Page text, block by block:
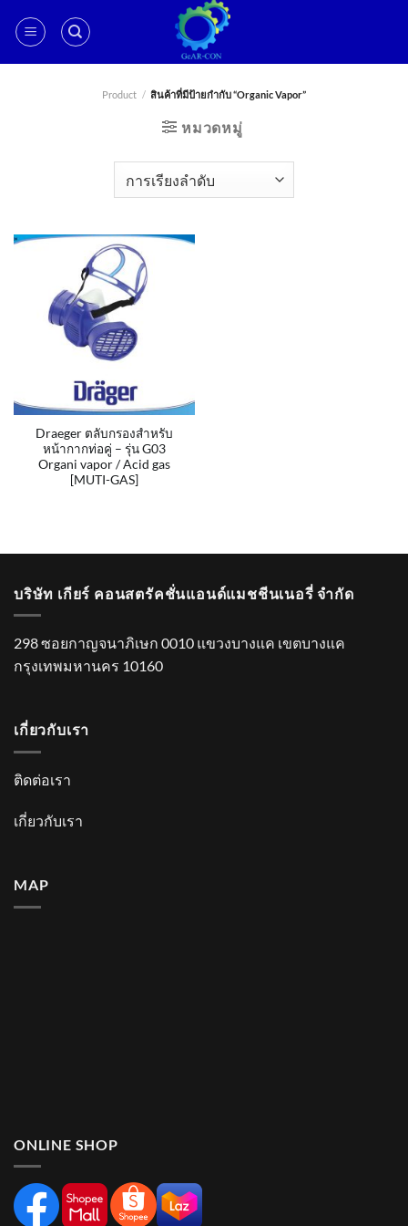
Product / สินค้าที่มีป้ายกำกับ “Organic Vapor”
หมวดหมู่
Draeger ตลับกรองสำหรับ
หน้ากากท่อคู่ – รุ่น G03
Organi vapor / Acid gas
[MUTI-GAS]
บริษัท เกียร์ คอนสตรัคชั่นแอนด์แมชชีนเนอรี่ จำกัด
298 ซอยกาญจนาภิเษก 0010 แขวงบางแค เขตบางแค
กรุงเทพมหานคร 10160
เกี่ยวกับเรา
ติดต่อเรา
เกี่ยวกับเรา
MAP
ONLINE SHOP